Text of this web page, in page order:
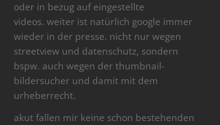
oder in bezug auf eingestellte
videos. weiter ist natürlich google immer
wieder in der presse. nicht nur wegen
streetview und datenschutz, sondern
bspw. auch wegen der thumbnail-
bildersucher und damit mit dem
urheberrecht.
akut fallen mir keine schon bestehenden